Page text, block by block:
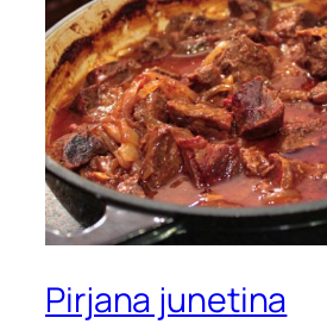
Pirjana junetina